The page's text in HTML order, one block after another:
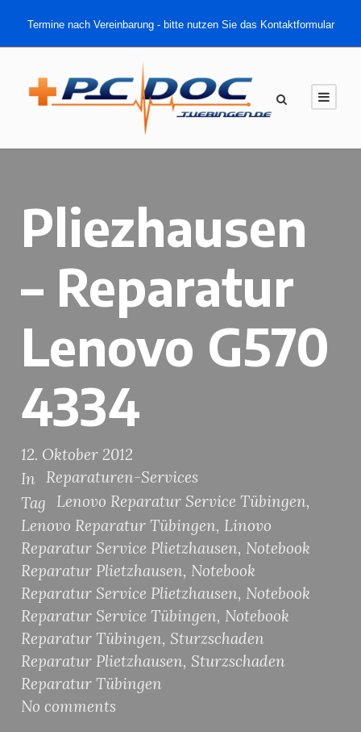
Termine nach Vereinbarung - bitte nutzen Sie das Kontaktformular
Pliezhausen
– Reparatur
Lenovo G570
4334
12. Oktober 2012
In
Reparaturen-Services
Tag
Lenovo Reparatur Service Tübingen,
Lenovo Reparatur Tübingen, Linovo
Reparatur Service Plietzhausen, Notebook
Reparatur Plietzhausen, Notebook
Reparatur Service Plietzhausen, Notebook
Reparatur Service Tübingen, Notebook
Reparatur Tübingen, Sturzschaden
Reparatur Plietzhausen, Sturzschaden
Reparatur Tübingen
No comments